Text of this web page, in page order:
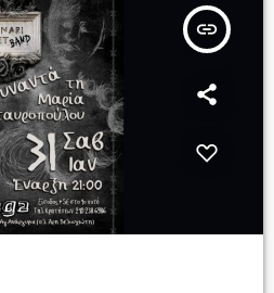
insert_link